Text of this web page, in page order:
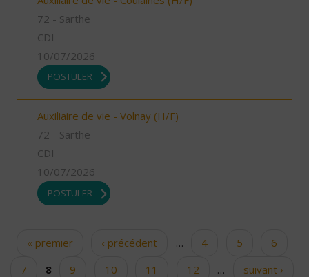
72 - Sarthe
CDI
10/07/2026
POSTULER
Auxiliaire de vie - Volnay (H/F)
72 - Sarthe
CDI
10/07/2026
POSTULER
Pages« premier ‹ précédent … 4 5
6
7
8 9 10 11 12 …
suivant ›